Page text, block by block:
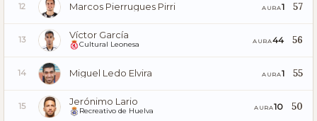
12 Marcos Pierrugues Pirri AURA1 57
13 Víctor García
Cultural Leonesa AURA44 56
14 Miguel Ledo Elvira AURA1 55
15 Jerónimo Lario
Recreativo de Huelva AURA10 50